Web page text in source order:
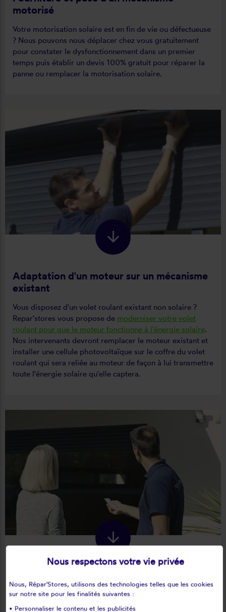
motorisé
Votre motorisation solaire est en fin de vie ou défectueuse
? Nous pouvons nous déplacer chez vous gratuitement
pour constater le dysfonctionnement dans un premier
temps puis établir un devis 100% gratuit pour réparer la
panne ou remplacer la motorisation solaire.
Adaptation d'un moteur sur un mécanisme
existant
Vous disposez d'un volet roulant existant non solaire ?
Repar'stores vous propose de moderniser votre volet
roulant pour que le moteur fonctionne à l'énergie solaire.
Nos intervenants devront remplacer le moteur existant et
installer une cellule photovoltaïque sur le coffre du volet
roulant qui sera reliée au moteur de façon à lui transmettre
toute l'énergie solaire qu'elle captera.
volet roulant solaire
Une télécommande défectueuse ou perdue ? Nos experts
Nous respectons votre vie privée
Nous, Répar'Stores, utilisons des technologies telles que les cookies
sur notre site pour les finalités suivantes :
• Personnaliser le contenu et les publicités